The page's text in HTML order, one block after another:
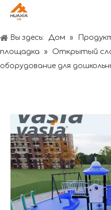
Вы здесь: Дом »
площадка
» Открытый
оборудование для